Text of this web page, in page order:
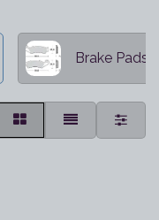
Brake Pads